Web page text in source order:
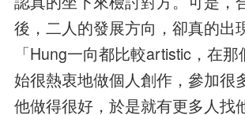
後，二人的發展方向，卻真的出
「Hung一向都比較artistic，在
始很熱衷地做個人創作，參加很
他做得很好，於是就有更多人找